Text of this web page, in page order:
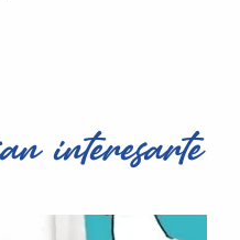
interesarte